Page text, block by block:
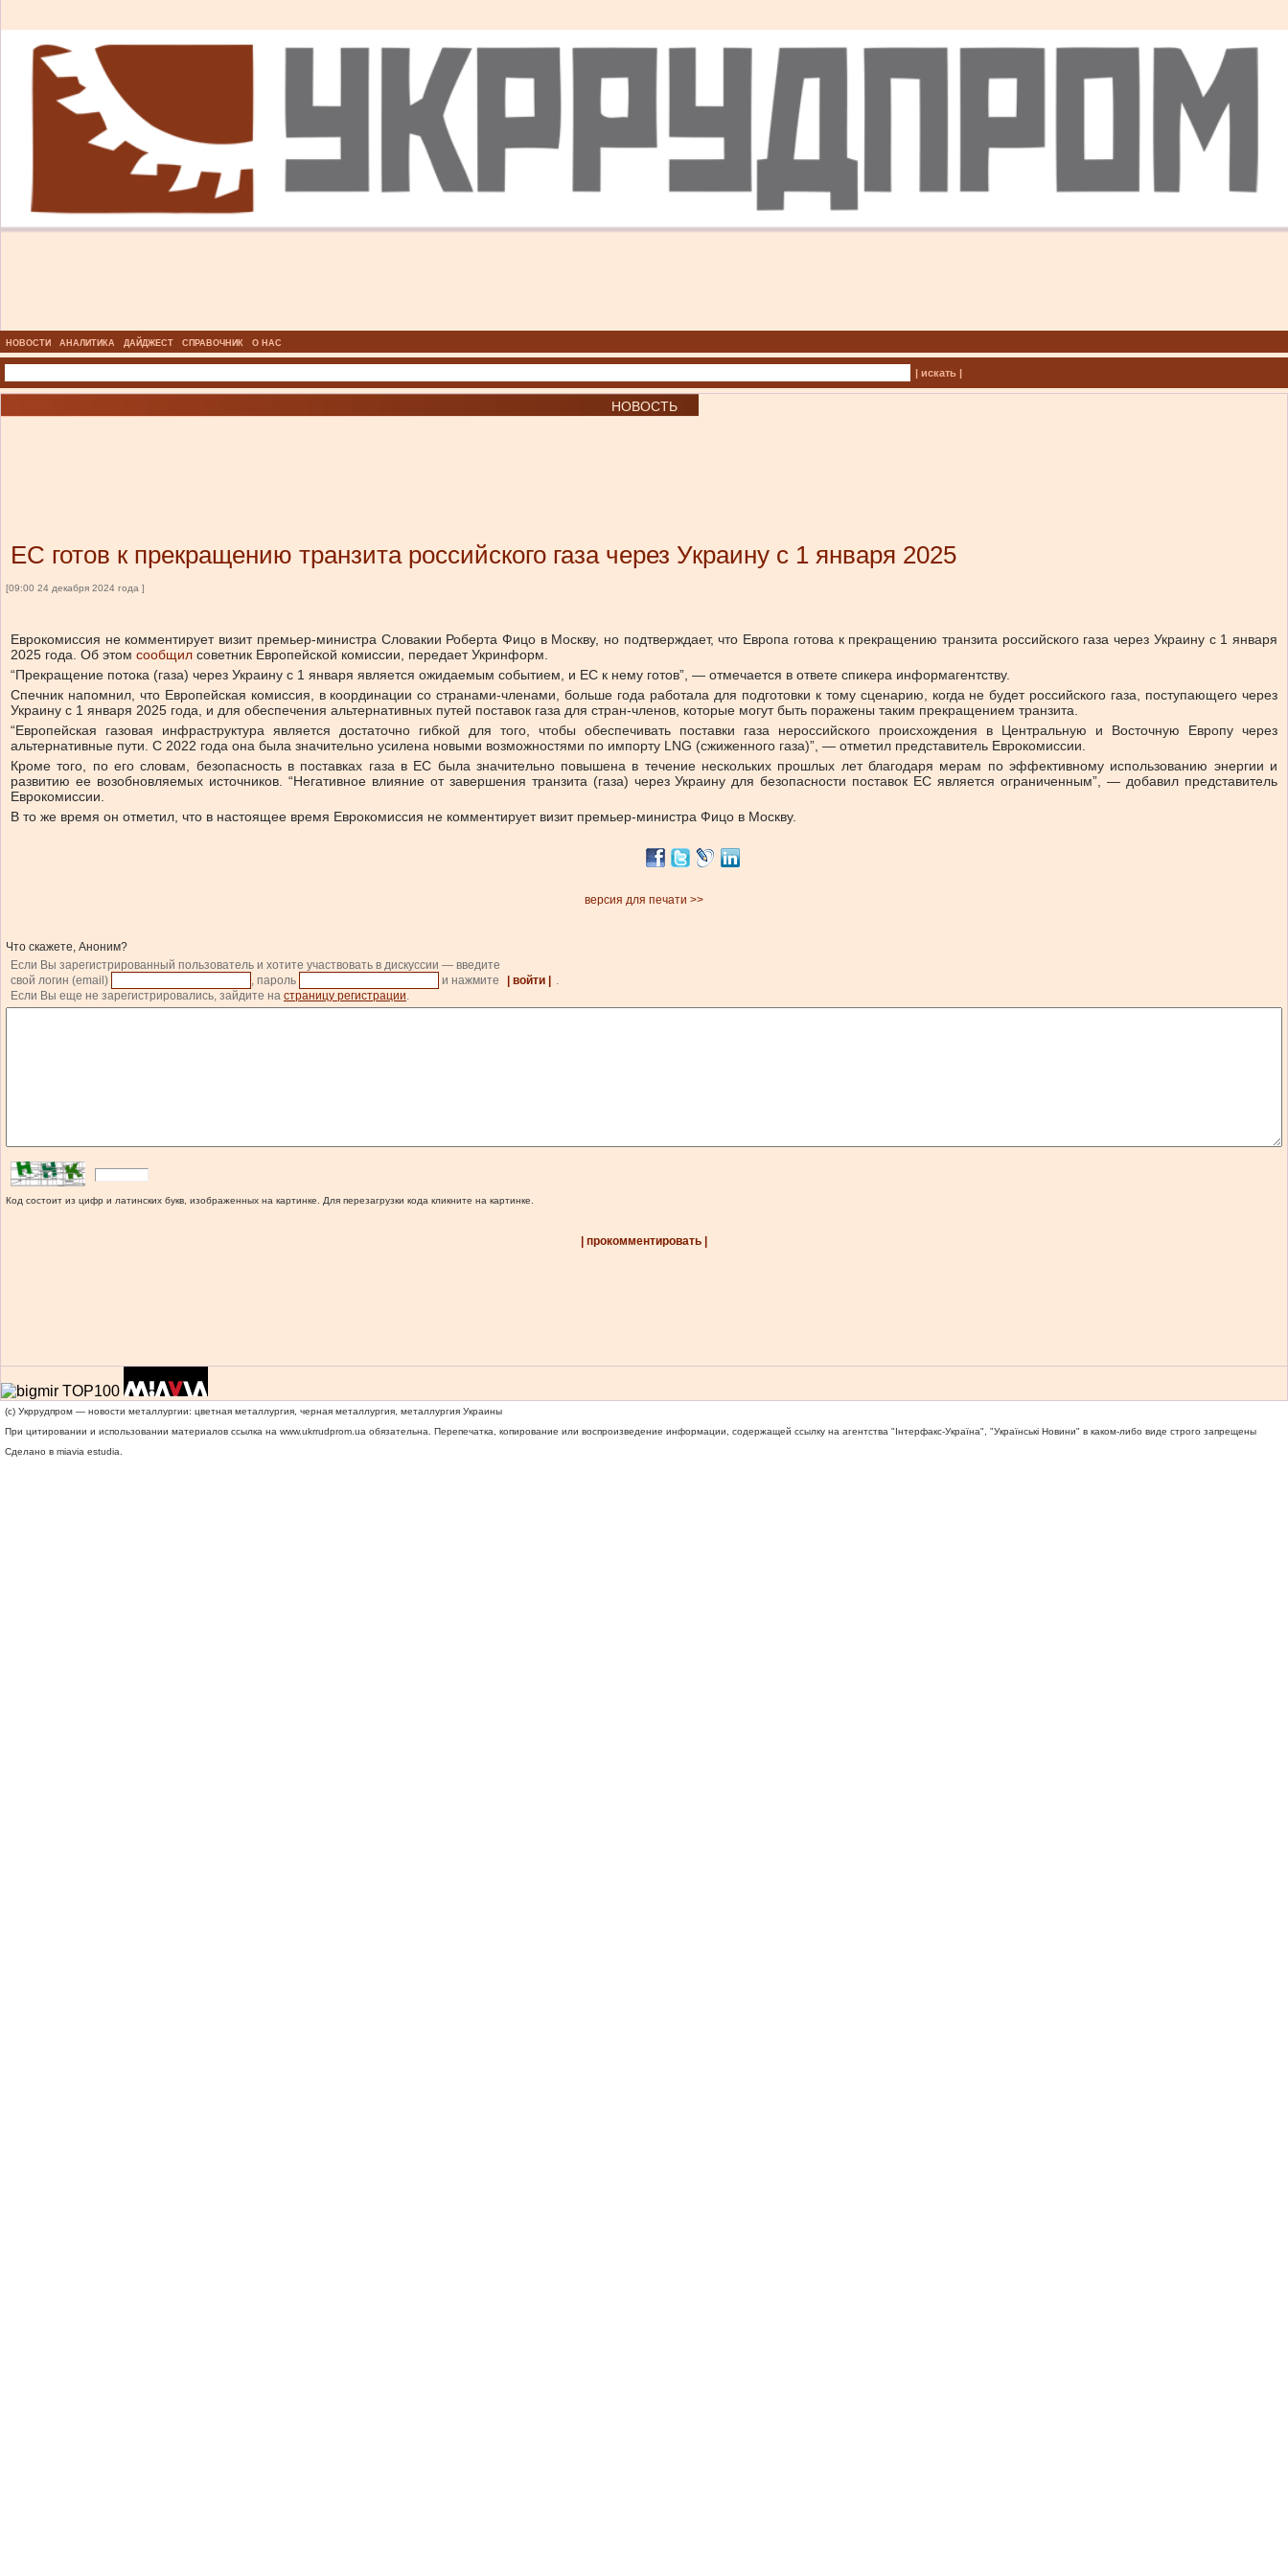
НОВОСТИ АНАЛИТИКА ДАЙДЖЕСТ СПРАВОЧНИК О НАС
| искать |
НОВОСТЬ
ЕС готов к прекращению транзита российского газа через Украину с 1 января 2025
[09:00 24 декабря 2024 года ]
Еврокомиссия не комментирует визит премьер-министра Словакии Роберта Фицо в Москву, но подтверждает, что Европа готова к прекращению транзита российского газа через Украину с 1 января
2025 года. Об этом сообщил советник Европейской комиссии, передает Укринформ.
“Прекращение потока (газа) через Украину с 1 января является ожидаемым событием, и ЕС к нему готов”, — отмечается в ответе спикера информагентству.
Спечник напомнил, что Европейская комиссия, в координации со странами-членами, больше года работала для подготовки к тому сценарию, когда не будет российского газа, поступающего через
Украину с 1 января 2025 года, и для обеспечения альтернативных путей поставок газа для стран-членов, которые могут быть поражены таким прекращением транзита.
“Европейская газовая инфраструктура является достаточно гибкой для того, чтобы обеспечивать поставки газа нероссийского происхождения в Центральную и Восточную Европу через
альтернативные пути. С 2022 года она была значительно усилена новыми возможностями по импорту LNG (сжиженного газа)”, — отметил представитель Еврокомиссии.
Кроме того, по его словам, безопасность в поставках газа в ЕС была значительно повышена в течение нескольких прошлых лет благодаря мерам по эффективному использованию энергии и
развитию ее возобновляемых источников.
“Негативное влияние от завершения транзита (газа) через Украину для безопасности поставок ЕС является ограниченным”, — добавил представитель
Еврокомиссии.
В то же время он отметил, что в настоящее время Еврокомиссия не комментирует визит премьер-министра Фицо в Москву.
версия для печати >>
Что скажете, Аноним?
Если Вы зарегистрированный пользователь и хотите участвовать в дискуссии — введите
свой логин (email)
, пароль и нажмите | войти |
.
Если Вы еще не зарегистрировались, зайдите на страницу регистрации.
Код состоит из цифр и латинских букв, изображенных на картинке. Для перезагрузки кода кликните на картинке.
| прокомментировать |
(c) Укррудпром — новости металлургии: цветная металлургия, черная металлургия, металлургия Украины
При цитировании и использовании материалов ссылка на www.ukrrudprom.ua обязательна. Перепечатка, копирование или воспроизведение информации, содержащей ссылку на агентства "Iнтерфакс-Україна", "Українськi Новини" в каком-либо виде строго запрещены
Сделано в miavia estudia.